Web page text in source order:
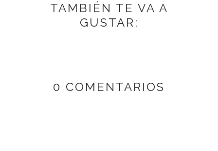
TAMBIÉN TE VA A
GUSTAR:
0 COMENTARIOS